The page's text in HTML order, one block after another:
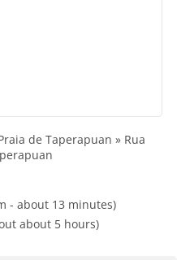
de Taperapuan » Rua
- about 13 minutes)
about 5 hours)